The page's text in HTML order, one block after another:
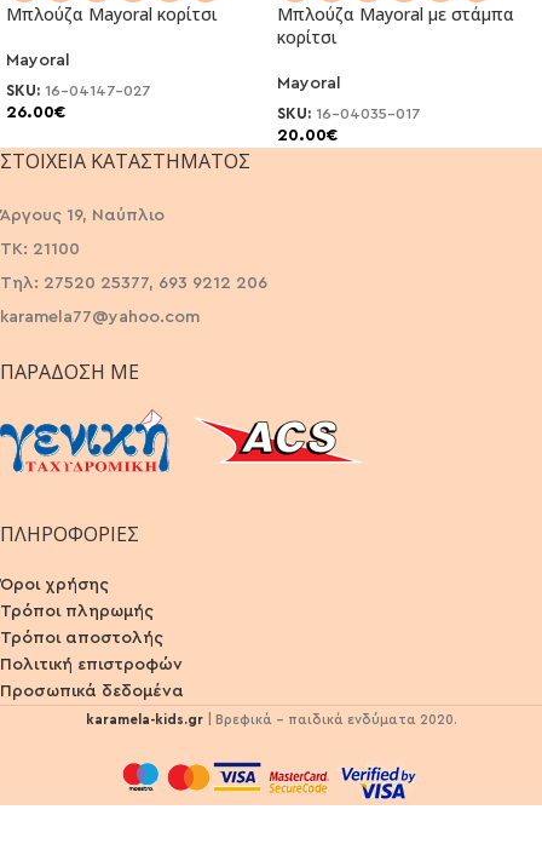
Μπλούζα Mayoral κορίτσι
Mayoral
SKU: 16-04147-027
26.00€
Μπλούζα Mayoral με στάμπα
κορίτσι
Mayoral
SKU: 16-04035-017
20.00€
ΣΤΟΙΧΕΊΑ ΚΑΤΑΣΤΉΜΑΤΟΣ
Άργους 19, Ναύπλιο
ΤΚ: 21100
Τηλ: 27520 25377, 693 9212 206
karamela77@yahoo.com
ΠΑΡΆΔΟΣΗ ΜΕ
ΠΛΗΡΟΦΟΡΙΕΣ
Όροι χρήσης
Τρόποι πληρωμής
Τρόποι αποστολής
Πολιτική επιστροφών
Προσωπικά δεδομένα
karamela-kids.gr | Βρεφικά - παιδικά ενδύματα 2020.